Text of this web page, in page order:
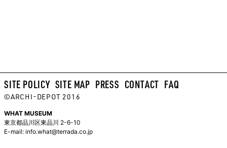
SITE POLICY SITE MAP PRESS CONTACT FAQ
©ARCHI-DEPOT 2016
WHAT MUSEUM
東京都品川区東品川 2-6-10
E-mail:info.what@terrada.co.jp